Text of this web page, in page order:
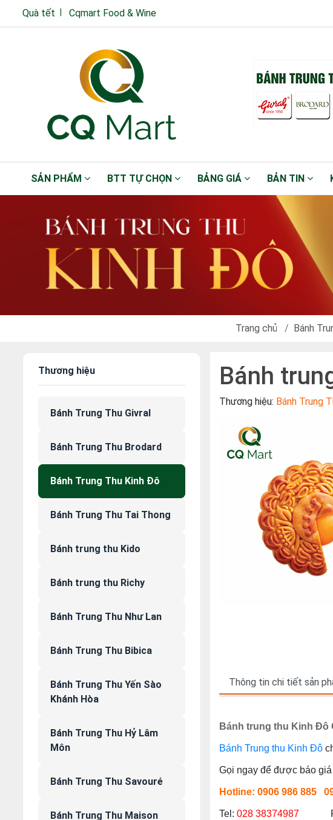
Quà tết Cqmart Food & Wine
SẢN PHẨM BTT TỰ CHỌN BẢNG GIÁ BẢN TIN
Trang chủ Bánh
Thương hiệu
Bánh Trung Thu Givral
Bánh Trung Thu Brodard
Bánh Trung Thu Kinh Đô
Bánh Trung Thu Tai Thong
Bánh trung thu Kido
Bánh trung thu Richy
Bánh Trung Thu Như Lan
Bánh Trung Thu Bibica
Bánh Trung Thu Yến Sào
Khánh Hòa
Bánh Trung Thu Hỷ Lâm
Môn
Bánh Trung Thu Savouré
Bánh Trung Thu Maison
Bánh
Thương hiệu: Bánh Trung
Thông tin chi tiết sản
Bánh trung thu Kinh Đô
Bánh Trung thu Kinh Đô
Gọi ngay để được báo
Hotline: 0906 986 885
Tel: 028 38374987